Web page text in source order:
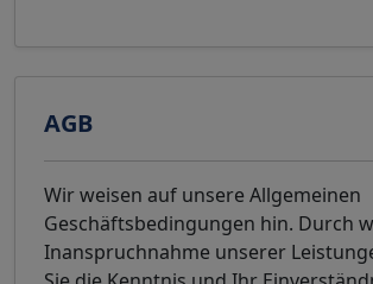
AGB
Wir weisen auf unsere Allgemeinen
Geschäftsbedingungen hin. Durch
Inanspruchnahme unserer